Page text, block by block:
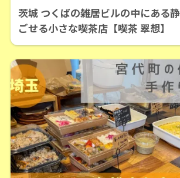
茨城 つくばの雑居ビルの中にある
ごせる小さな喫茶店【喫茶 翠想】